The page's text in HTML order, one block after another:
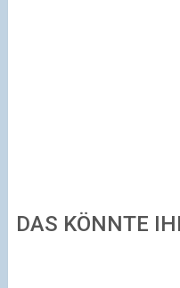
DAS KÖNNTE